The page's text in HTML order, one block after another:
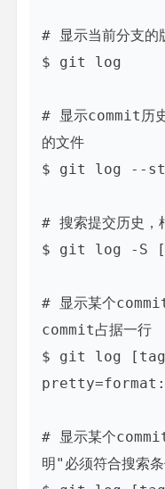
# 显示当前分支的
$ git log
# 显示commit历
的文件
$ git log --
# 搜索提交历史，
$ git log -S
# 显示某个
commit占据一行
$ git log
# 显示某个
明"必须符合搜索